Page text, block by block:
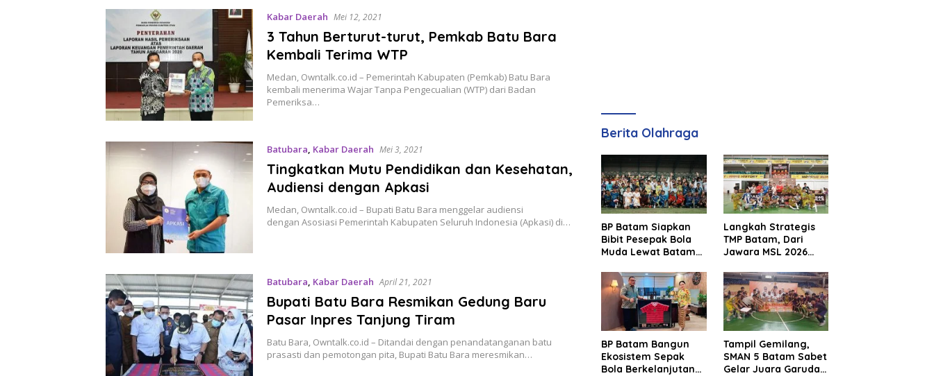
Kabar Daerah Mei 12, 2021
3 Tahun Berturut-turut, Pemkab Batu Bara
Kembali Terima WTP
Medan, Owntalk.co.id – Pemerintah Kabupaten (Pemkab) Batu Bara
kembali menerima Wajar Tanpa Pengecualian (WTP) dari Badan
Pemeriksa…
Batubara, Kabar Daerah Mei 3, 2021
Tingkatkan Mutu Pendidikan dan Kesehatan,
Audiensi dengan Apkasi
Medan, Owntalk.co.id – Bupati Batu Bara menggelar audiensi
dengan Asosiasi Pemerintah Kabupaten Seluruh Indonesia (Apkasi) di…
Batubara, Kabar Daerah April 21, 2021
Bupati Batu Bara Resmikan Gedung Baru
Pasar Inpres Tanjung Tiram
Batu Bara, Owntalk.co.id – Ditandai dengan penandatanganan batu
prasasti dan pemotongan pita, Bupati Batu Bara meresmikan…
Berita Olahraga
BP Batam Siapkan
Bibit Pesepak Bola
Muda Lewat Batam
Grassroot Football
Festival 2026
Langkah Strategis
TMP Batam, Dari
Jawara MSL 2026
Internasional
BP Batam Bangun
Ekosistem Sepak
Bola Berkelanjutan
Tampil Gemilang,
SMAN 5 Batam Sabet
Gelar Juara Garuda